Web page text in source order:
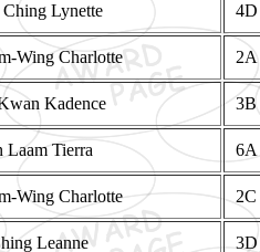
Ching Lynette
Wing Charlotte 2A
Kadence 3B
Laam Tierra 6A
Wing Charlotte
Leanne 3D